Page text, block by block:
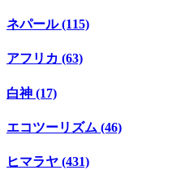
ネパール (115)
アフリカ (63)
白神 (17)
エコツーリズム (46)
ヒマラヤ (431)